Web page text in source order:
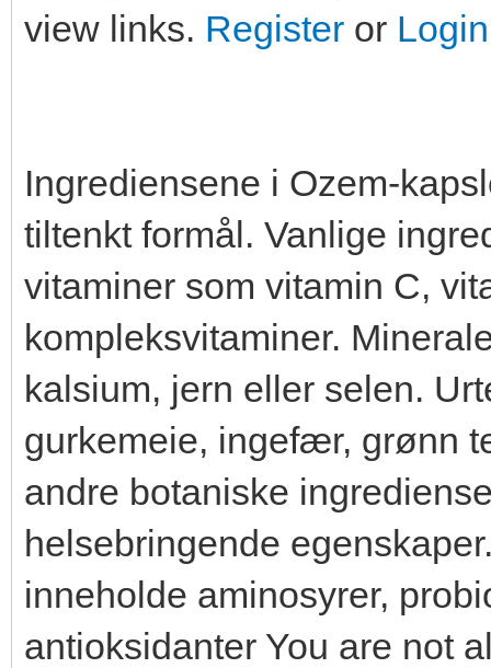
view links. Register or Login
Ingrediensene i Ozem-
tiltenkt formål. Vanlige
vitaminer som vitamin C,
kompleksvitaminer.
kalsium, jern eller selen.
gurkemeie, ingefær, grønn
andre botaniske
helsebringende
inneholde aminosyrer,
antioksidanter You are not